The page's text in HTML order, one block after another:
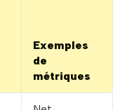
Exemples
de
métriques